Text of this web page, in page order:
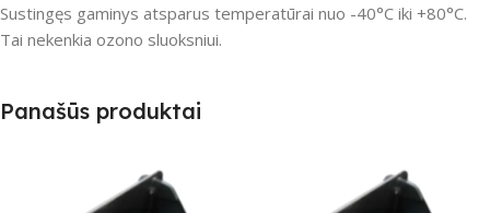
Sustingęs gaminys atsparus temperatūrai nuo -40°C iki +80°C.
Tai nekenkia ozono sluoksniui.
Panašūs produktai